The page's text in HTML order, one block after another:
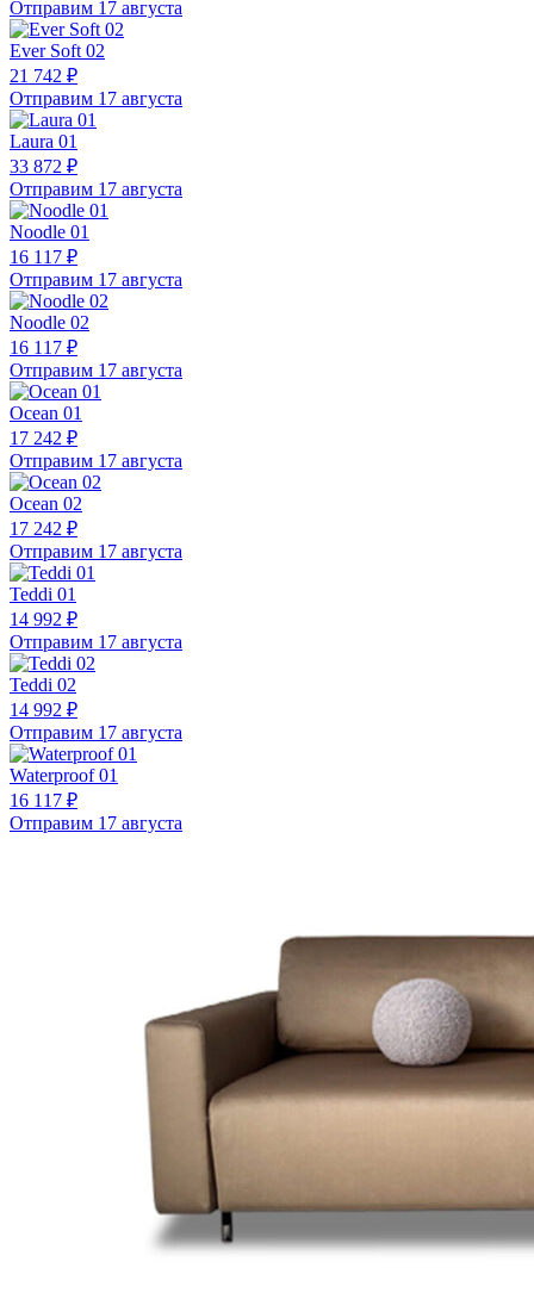
Отправим 17 августа
Ever Soft 02
21 742 ₽
Отправим 17 августа
Laura 01
33 872 ₽
Отправим 17 августа
Noodle 01
16 117 ₽
Отправим 17 августа
Noodle 02
16 117 ₽
Отправим 17 августа
Ocean 01
17 242 ₽
Отправим 17 августа
Ocean 02
17 242 ₽
Отправим 17 августа
Teddi 01
14 992 ₽
Отправим 17 августа
Teddi 02
14 992 ₽
Отправим 17 августа
Waterproof 01
16 117 ₽
Отправим 17 августа